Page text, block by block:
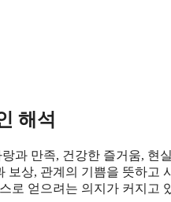
해석
과 만족, 건강한 즐거움, 현
보상, 관계의 기쁨을 뜻하고
로 얻으려는 의지가 커지고